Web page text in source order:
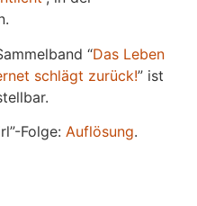
“Das Leben
schlägt zurück!” ist
Folge: Auflösung.